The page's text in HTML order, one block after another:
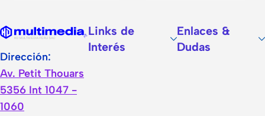
Dirección:
Av. Petit Thouars
5356 Int 1047 -
1060
Links de
Interés
Enlaces &
Dudas